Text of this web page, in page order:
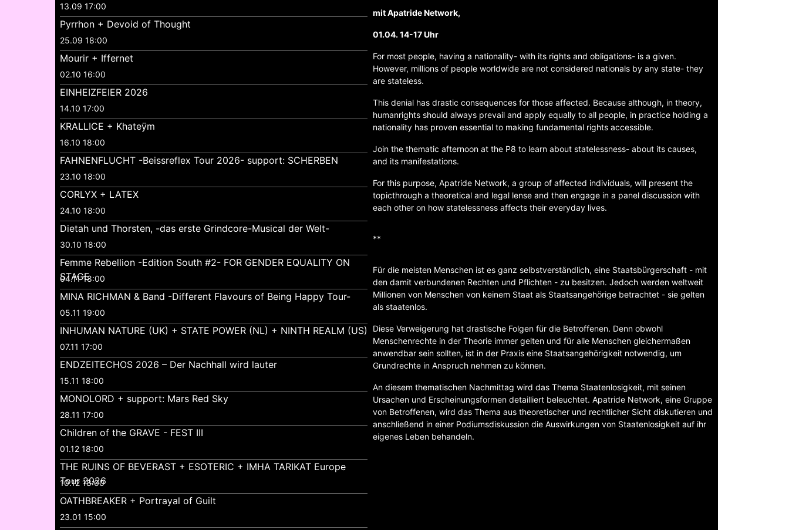
13.09 17:00
Pyrrhon + Devoid of Thought
25.09 18:00
Mourir + Iffernet
02.10 16:00
EINHEIZFEIER 2026
14.10 17:00
KRALLICE + Khateÿm
16.10 18:00
FAHNENFLUCHT -Beissreflex Tour 2026- support: SCHERBEN
23.10 18:00
CORLYX + LATEX
24.10 18:00
Dietah und Thorsten, -das erste Grindcore-Musical der Welt-
30.10 18:00
Femme Rebellion -Edition South #2- FOR GENDER EQUALITY ON
STAGE
04.11 18:00
MINA RICHMAN & Band -Different Flavours of Being Happy Tour-
05.11 19:00
INHUMAN NATURE (UK) + STATE POWER (NL) + NINTH REALM (US)
07.11 17:00
ENDZEITECHOS 2026 – Der Nachhall wird lauter
15.11 18:00
MONOLORD + support: Mars Red Sky
28.11 17:00
Children of the GRAVE - FEST III
01.12 18:00
THE RUINS OF BEVERAST + ESOTERIC + IMHA TARIKAT Europe
Tour 2026
10.12 18:00
OATHBREAKER + Portrayal of Guilt
23.01 15:00
mit Apatride Network,
01.04. 14-17 Uhr
For most people, having a nationality- with its rights and obligations- is a given.
However, millions of people worldwide are not considered nationals by any state- they
are stateless.
This denial has drastic consequences for those affected. Because although, in theory,
humanrights should always prevail and apply equally to all people, in practice holding a
nationality has proven essential to making fundamental rights accessible.
Join the thematic afternoon at the P8 to learn about statelessness- about its causes,
and its manifestations.
For this purpose, Apatride Network, a group of affected individuals, will present the
topicthrough a theoretical and legal lense and then engage in a panel discussion with
each other on how statelessness affects their everyday lives.
**
Für die meisten Menschen ist es ganz selbstverständlich, eine Staatsbürgerschaft - mit
den damit verbundenen Rechten und Pflichten - zu besitzen. Jedoch werden weltweit
Millionen von Menschen von keinem Staat als Staatsangehörige betrachtet - sie gelten
als staatenlos.
Diese Verweigerung hat drastische Folgen für die Betroffenen. Denn obwohl
Menschenrechte in der Theorie immer gelten und für alle Menschen gleichermaßen
anwendbar sein sollten, ist in der Praxis eine Staatsangehörigkeit notwendig, um
Grundrechte in Anspruch nehmen zu können.
An diesem thematischen Nachmittag wird das Thema Staatenlosigkeit, mit seinen
Ursachen und Erscheinungsformen detailliert beleuchtet. Apatride Network, eine Gruppe
von Betroffenen, wird das Thema aus theoretischer und rechtlicher Sicht diskutieren und
anschließend in einer Podiumsdiskussion die Auswirkungen von Staatenlosigkeit auf ihr
eigenes Leben behandeln.